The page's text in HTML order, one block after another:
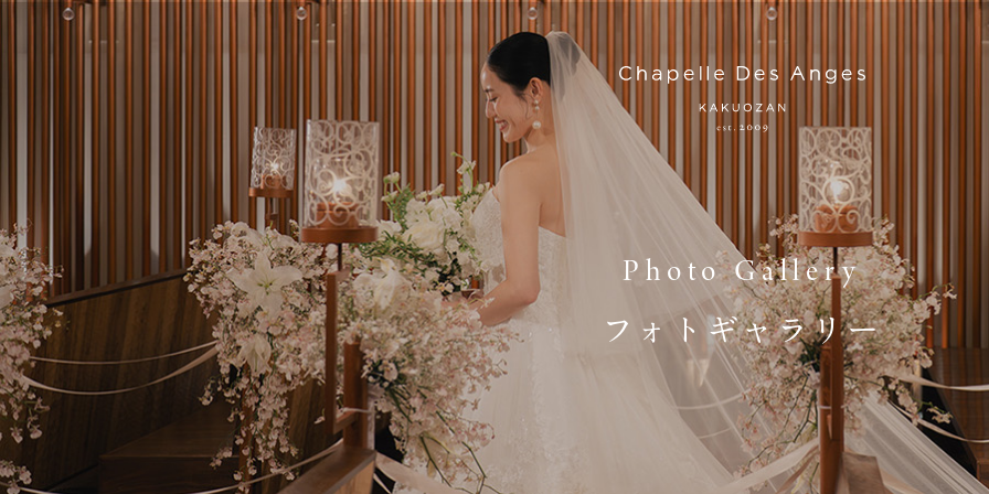
Photo Gallery
フォトギャラリー